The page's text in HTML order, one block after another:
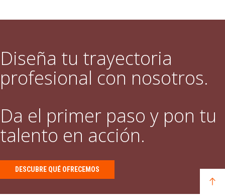
Diseña tu trayectoria
profesional con nosotros.
Da el primer paso y pon tu
talento en acción.
DESCUBRE QUÉ OFRECEMOS